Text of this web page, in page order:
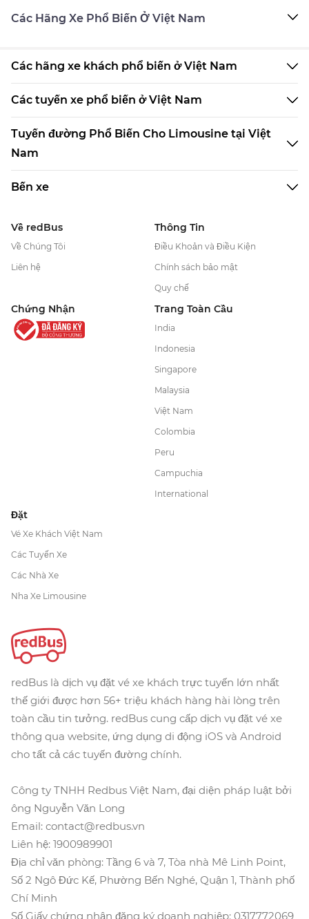
Các Hãng Xe Phổ Biến Ở Việt Nam
Các hãng xe khách phổ biến ở Việt Nam
Các tuyến xe phổ biến ở Việt Nam
Tuyến đường Phổ Biến Cho Limousine tại Việt
Nam
Bến xe
Về redBus
Về Chúng Tôi
Liên hệ
Thông Tin
Điều Khoản và Điều Kiện
Chính sách bảo mật
Quy chế
Chứng Nhận Trang Toàn Cầu
India
Indonesia
Singapore
Malaysia
Việt Nam
Colombia
Peru
Campuchia
International
Đặt
Vé Xe Khách Việt Nam
Các Tuyến Xe
Các Nhà Xe
Nha Xe Limousine
redBus là dịch vụ đặt vé xe khách trực tuyến lớn nhất
thế giới được hơn 56+ triệu khách hàng hài lòng trên
toàn cầu tin tưởng. redBus cung cấp dịch vụ đặt vé xe
thông qua website, ứng dụng di động iOS và Android
cho tất cả các tuyến đường chính.
Công ty TNHH Redbus Việt Nam, đại diện pháp luật bởi
ông Nguyễn Văn Long
Email: contact@redbus.vn
Liên hệ: 1900989901
Địa chỉ văn phòng: Tầng 6 và 7, Tòa nhà Mê Linh Point,
Số 2 Ngô Đức Kế, Phường Bến Nghé, Quận 1, Thành phố
Chí Minh
Số Giấy chứng nhận đăng ký doanh nghiệp: 0317772069